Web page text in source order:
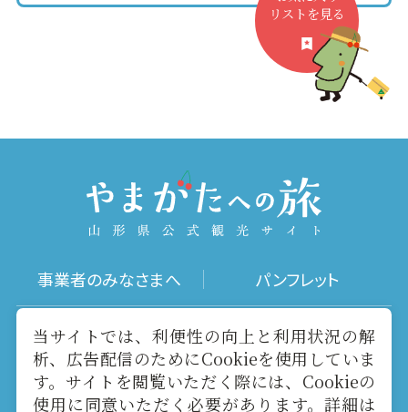
リストを見る
事業者のみなさまへ パンフレット
写真ダウンロード 動画ギャラリー
お役立ちリンク 当サイトについて
当サイトでは、利便性の向上と利用状況の解
析、広告配信のためにCookieを使用していま
す。サイトを閲覧いただく際には、Cookieの
使用に同意いただく必要があります。詳細は